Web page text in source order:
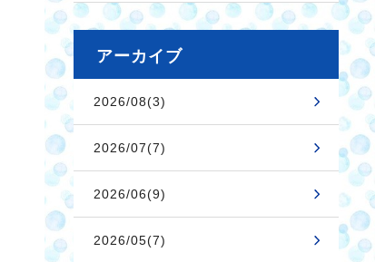
アーカイブ
2026/08(3)
2026/07(7)
2026/06(9)
2026/05(7)